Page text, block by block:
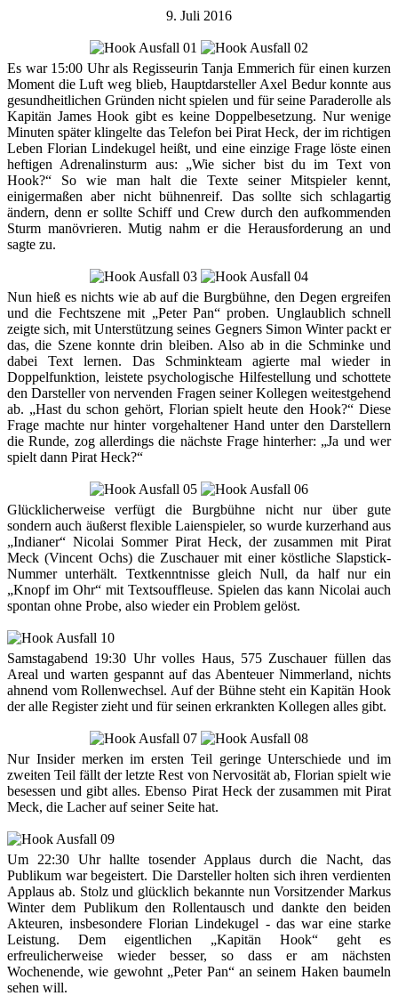
9. Juli 2016
Es war 15:00 Uhr als Regisseurin Tanja Emmerich für einen kurzen
Moment die Luft weg blieb, Hauptdarsteller Axel Bedur konnte aus
gesundheitlichen Gründen nicht spielen und für seine Paraderolle als
Kapitän James Hook gibt es keine Doppelbesetzung. Nur wenige
Minuten später klingelte das Telefon bei Pirat Heck, der im richtigen
Leben Florian Lindekugel heißt, und eine einzige Frage löste einen
heftigen Adrenalinsturm aus: „Wie sicher bist du im Text von
Hook?“ So wie man halt die Texte seiner Mitspieler kennt,
einigermaßen aber nicht bühnenreif. Das sollte sich schlagartig
ändern, denn er sollte Schiff und Crew durch den aufkommenden
Sturm manövrieren. Mutig nahm er die Herausforderung an und
sagte zu.
Nun hieß es nichts wie ab auf die Burgbühne, den Degen ergreifen
und die Fechtszene mit „Peter Pan“ proben. Unglaublich schnell
zeigte sich, mit Unterstützung seines Gegners Simon Winter packt er
das, die Szene konnte drin bleiben. Also ab in die Schminke und
dabei Text lernen. Das Schminkteam agierte mal wieder in
Doppelfunktion, leistete psychologische Hilfestellung und schottete
den Darsteller von nervenden Fragen seiner Kollegen weitestgehend
ab. „Hast du schon gehört, Florian spielt heute den Hook?“ Diese
Frage machte nur hinter vorgehaltener Hand unter den Darstellern
die Runde, zog allerdings die nächste Frage hinterher: „Ja und wer
spielt dann Pirat Heck?“
Glücklicherweise verfügt die Burgbühne nicht nur über gute
sondern auch äußerst flexible Laienspieler, so wurde kurzerhand aus
„Indianer“ Nicolai Sommer Pirat Heck, der zusammen mit Pirat
Meck (Vincent Ochs) die Zuschauer mit einer köstliche Slapstick-
Nummer unterhält. Textkenntnisse gleich Null, da half nur ein
„Knopf im Ohr“ mit Textsouffleuse. Spielen das kann Nicolai auch
spontan ohne Probe, also wieder ein Problem gelöst.
Samstagabend 19:30 Uhr volles Haus, 575 Zuschauer füllen das
Areal und warten gespannt auf das Abenteuer Nimmerland, nichts
ahnend vom Rollenwechsel. Auf der Bühne steht ein Kapitän Hook
der alle Register zieht und für seinen erkrankten Kollegen alles gibt.
Nur Insider merken im ersten Teil geringe Unterschiede und im
zweiten Teil fällt der letzte Rest von Nervosität ab, Florian spielt wie
besessen und gibt alles. Ebenso Pirat Heck der zusammen mit Pirat
Meck, die Lacher auf seiner Seite hat.
Um 22:30 Uhr hallte tosender Applaus durch die Nacht, das
Publikum war begeistert. Die Darsteller holten sich ihren verdienten
Applaus ab. Stolz und glücklich bekannte nun Vorsitzender Markus
Winter dem Publikum den Rollentausch und dankte den beiden
Akteuren, insbesondere Florian Lindekugel - das war eine starke
Leistung. Dem eigentlichen „Kapitän Hook“ geht es
erfreulicherweise wieder besser, so dass er am nächsten
Wochenende, wie gewohnt „Peter Pan“ an seinem Haken baumeln
sehen will.